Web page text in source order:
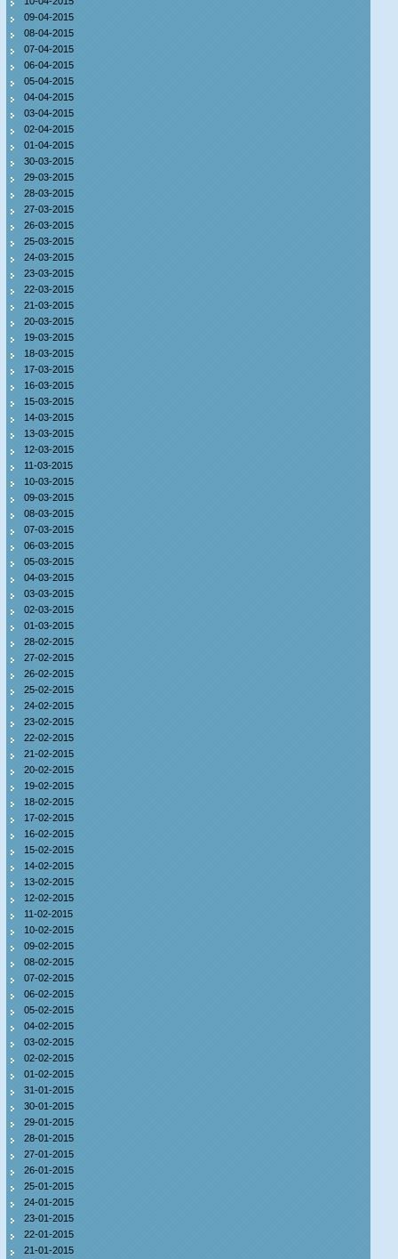
09-04-2015
08-04-2015
07-04-2015
06-04-2015
05-04-2015
04-04-2015
03-04-2015
02-04-2015
01-04-2015
30-03-2015
29-03-2015
28-03-2015
27-03-2015
26-03-2015
25-03-2015
24-03-2015
23-03-2015
22-03-2015
21-03-2015
20-03-2015
19-03-2015
18-03-2015
17-03-2015
16-03-2015
15-03-2015
14-03-2015
13-03-2015
12-03-2015
11-03-2015
10-03-2015
09-03-2015
08-03-2015
07-03-2015
06-03-2015
05-03-2015
04-03-2015
03-03-2015
02-03-2015
01-03-2015
28-02-2015
27-02-2015
26-02-2015
25-02-2015
24-02-2015
23-02-2015
22-02-2015
21-02-2015
20-02-2015
19-02-2015
18-02-2015
17-02-2015
16-02-2015
15-02-2015
14-02-2015
13-02-2015
12-02-2015
11-02-2015
10-02-2015
09-02-2015
08-02-2015
07-02-2015
06-02-2015
05-02-2015
04-02-2015
03-02-2015
02-02-2015
01-02-2015
31-01-2015
30-01-2015
29-01-2015
28-01-2015
27-01-2015
26-01-2015
25-01-2015
24-01-2015
23-01-2015
22-01-2015
21-01-2015